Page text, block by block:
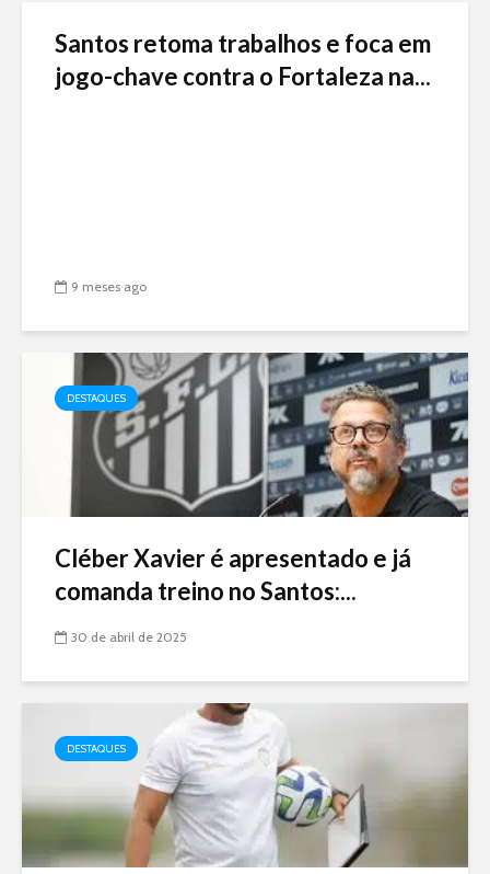
Santos retoma trabalhos e foca em
jogo-chave contra o Fortaleza na...
9 meses ago
DESTAQUES
Cléber Xavier é apresentado e já
comanda treino no Santos:...
30 de abril de 2025
DESTAQUES